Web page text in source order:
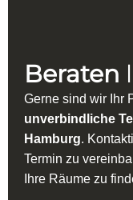
Beraten
Gerne sind wir Ihr
unverbindliche
Hamburg.
Termin zu
Ihre Räume zu